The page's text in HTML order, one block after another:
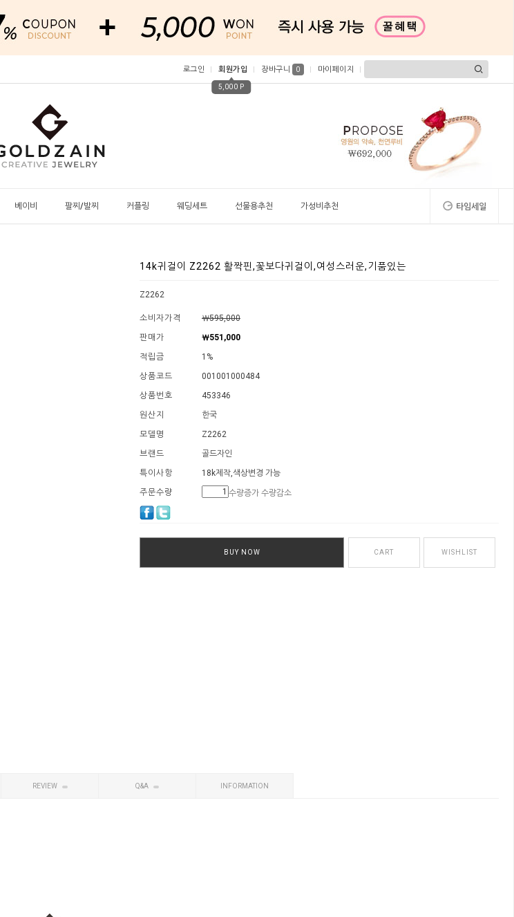
로그인 회원가입
5,000 P
장바구니 0 마이페이지
베이비 팔찌/발찌 커플링 웨딩세트 선물용추천 가성비추천 타임세일
14k귀걸이 Z2262 활짝핀,꽃보다귀걸이,여성스러운,기품있는
Z2262
소비자가격
￦595,000
판매가
￦551,000
적립금
1%
상품코드
001001000484
상품번호
453346
원산지
한국
모델명
Z2262
브랜드
골드자인
특이사항
18k제작,색상변경 가능
주문수량
수량증가 수량감소
BUY NOW CART WISHLIST
REVIEW Q&A INFORMATION